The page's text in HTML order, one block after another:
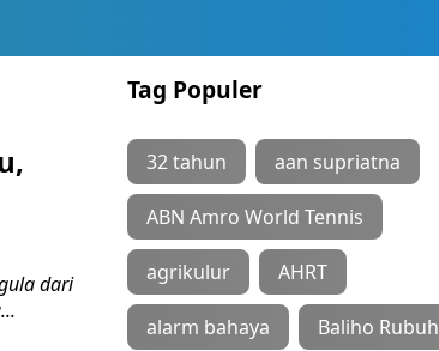
dari
Tag Populer
32 tahun aan supriatna
ABN Amro World Tennis
agrikulur AHRT
alarm bahaya Baliho Rubuh